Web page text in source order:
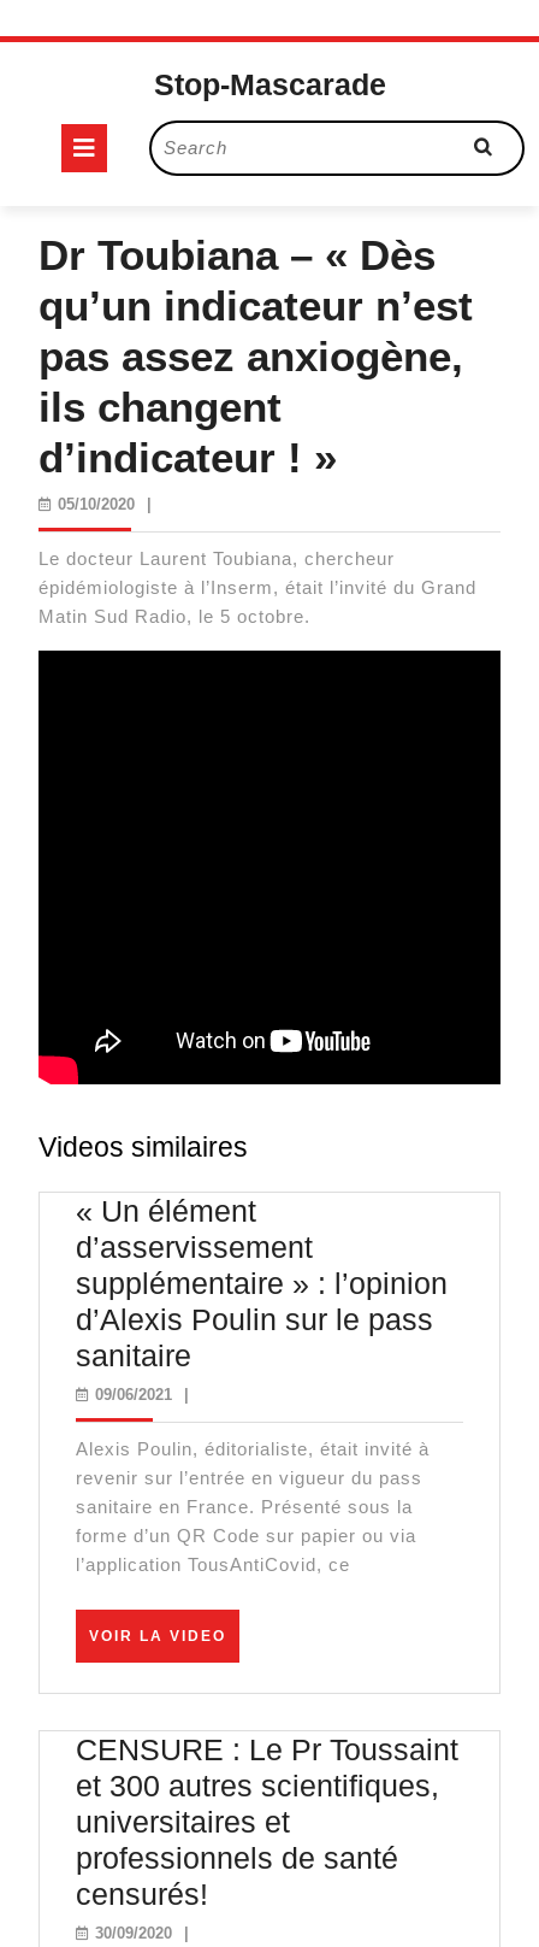
Skip
Stop-Mascarade
Open
Search
for:
Dr Toubiana – « Dès
qu’un indicateur n’est
pas assez anxiogène,
ils changent
d’indicateur ! »
05/10/202005/10/2020
Le docteur Laurent Toubiana, chercheur
épidémiologiste à l’Inserm, était l’invité du Grand
Matin Sud Radio, le 5 octobre.
Videos similaires
« Un élément
d’asservissement
supplémentaire » : l’opinion
d’Alexis Poulin sur le pass
sanitaire
d’asservissement
supplémentaire »
:
l’opinion
d’Alexis
Poulin
sur
sanitaire
09/06/202109/06/2021
Alexis Poulin, éditorialiste, était invité à
revenir sur l’entrée en vigueur du pass
sanitaire en France. Présenté sous la
forme d’un QR Code sur papier ou via
l’application TousAntiCovid, ce
VOIR LA VIDEO
CENSURE : Le Pr Toussaint
et 300 autres scientifiques,
universitaires et
professionnels de santé
censurés!
30/09/202030/09/2020